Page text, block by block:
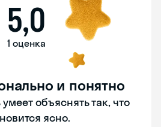
5,0
1 оценка
и понятно
объяснять так, что
ясно.